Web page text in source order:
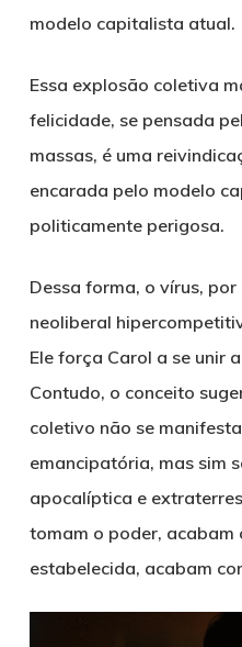
modelo capitalista atual.
Essa explosão coletiva
felicidade, se pensada
massas, é uma
encarada pelo modelo
politicamente perigosa.
Dessa forma, o vírus,
neoliberal
Ele força Carol a se unir
Contudo, o conceito
coletivo não se
emancipatória, mas sim
apocalíptica e
tomam o poder, acabam
estabelecida, acabam